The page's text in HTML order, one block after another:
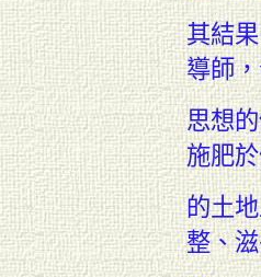
其結
導師
思想
施肥
的土地
整、